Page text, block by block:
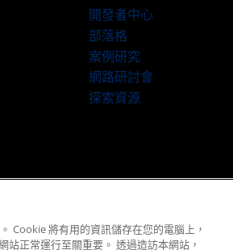
開發者中心
部落格
案例研究
網路研討會
探索資源
© 2026 Advanced Micro Devices, Inc.
Cookie 將有用的資訊儲存在您的電腦上，
正常運行至關重要。 透過造訪本網站，